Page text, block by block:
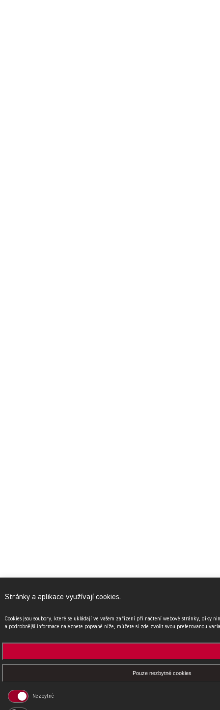
Stránky a aplikace využívají cookies.
Cookies jsou soubory, které se ukládají ve vašem zařízení při načtení webové stránky, díky
a podrobnější informace naleznete popsané níže, můžete si zde zvolit svou preferovanou
Pouze nezbytné cookies
Nezbytné